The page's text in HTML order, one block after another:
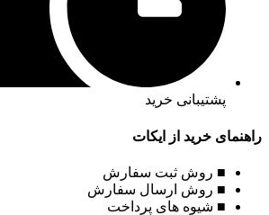
پشتیبانی خرید
راهنمای خرید از ایکات
■ روش ثبت سفارش
■ روش ارسال سفارش
■ شیوه های پرداخت